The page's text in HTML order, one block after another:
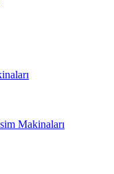
Makinaları